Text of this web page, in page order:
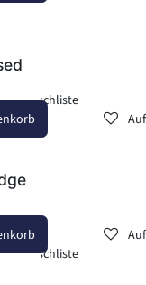
Wunschliste
Wunschliste